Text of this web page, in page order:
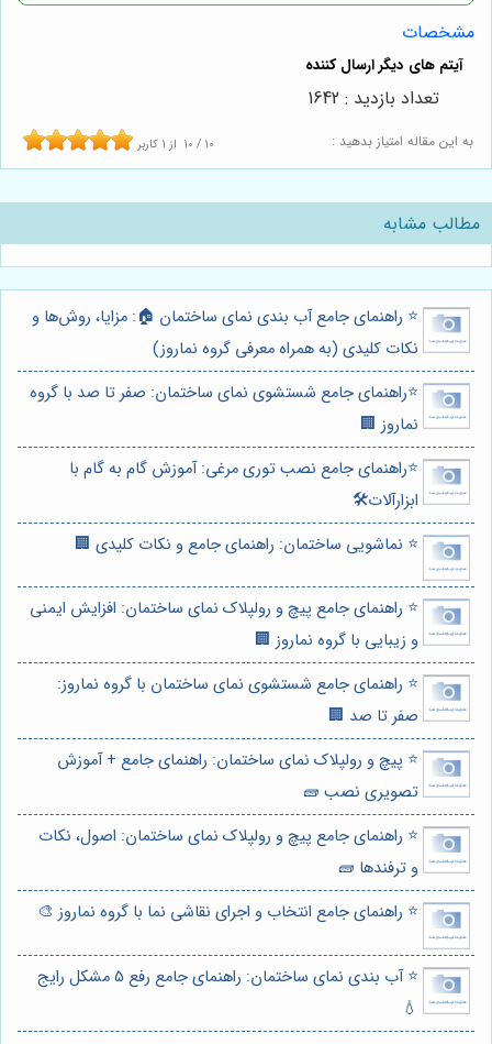
مشخصات
به این مقاله امتیاز بدهید : 10 / 10 از 1 کاربر
تعداد بازدید : 1642
مطالب مشابه
⭐️ راهنمای جامع آب بندی نمای ساختمان 🏠: مزایا، روش‌ها و
نکات کلیدی (به همراه معرفی گروه نماروز)
⭐️راهنمای جامع شستشوی نمای ساختمان: صفر تا صد با گروه
نماروز 🏢
⭐️راهنمای جامع نصب توری مرغی: آموزش گام به گام با
ابزارآلات🛠️
⭐️ نماشویی ساختمان: راهنمای جامع و نکات کلیدی 🏢
⭐️ راهنمای جامع پیچ و رولپلاک نمای ساختمان: افزایش ایمنی
و زیبایی با گروه نماروز 🏢
⭐️ راهنمای جامع شستشوی نمای ساختمان با گروه نماروز:
صفر تا صد 🏢
⭐️ پیچ و رولپلاک نمای ساختمان: راهنمای جامع + آموزش
تصویری نصب 🧱
⭐️ راهنمای جامع پیچ و رولپلاک نمای ساختمان: اصول، نکات
و ترفندها 🧱
⭐️ راهنمای جامع انتخاب و اجرای نقاشی نما با گروه نماروز 🎨
⭐️ آب بندی نمای ساختمان: راهنمای جامع رفع 5 مشکل رایج
💧